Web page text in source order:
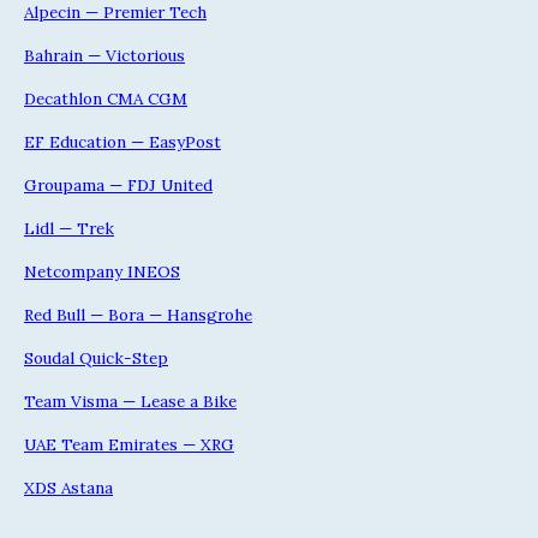
Alpecin — Premier Tech
Bahrain — Victorious
Decathlon CMA CGM
EF Education — EasyPost
Groupama — FDJ United
Lidl — Trek
Netcompany INEOS
Red Bull — Bora — Hansgrohe
Soudal Quick-Step
Team Visma — Lease a Bike
UAE Team Emirates — XRG
XDS Astana